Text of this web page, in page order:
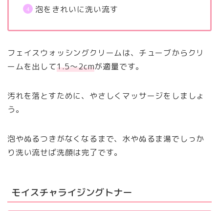
泡をきれいに洗い流す
フェイスウォッシングクリームは、チューブからクリ
ームを出して1.5～2cmが適量です。
汚れを落とすために、やさしくマッサージをしましょ
う。
泡やぬるつきがなくなるまで、水やぬるま湯でしっか
り洗い流せば洗顔は完了です。
モイスチャライジングトナー